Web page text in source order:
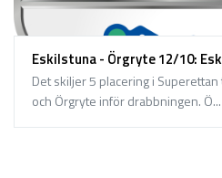
Eskilstuna - Örgryte 12/10:
Det skiljer 5 placering i
och Örgryte inför drabbningen. Ö...